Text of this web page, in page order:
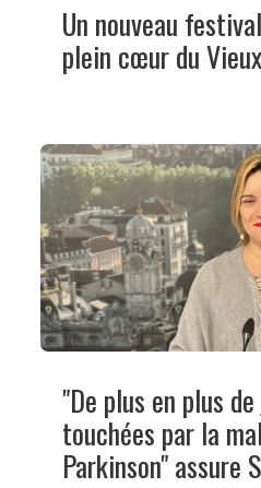
Un nouveau
plein cœur du
"De plus en plus
touchées par la
Parkinson" assure